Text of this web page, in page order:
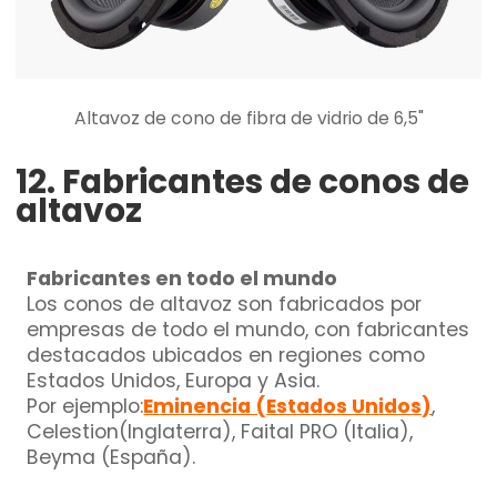
Altavoz de cono de fibra de vidrio de 6,5"
12. Fabricantes de conos de
altavoz
Fabricantes en todo el mundo
Los conos de altavoz son fabricados por
empresas de todo el mundo, con fabricantes
destacados ubicados en regiones como
Estados Unidos, Europa y Asia.
Por ejemplo:Eminencia (Estados Unidos),
Celestion(Inglaterra), Faital PRO (Italia),
Beyma (España).